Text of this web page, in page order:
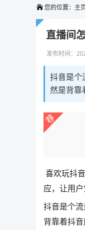
您的位置： 主
直播间
发布时间：
抖音是个
然是背靠
喜欢玩抖
应，让用
抖音是个
背靠着抖音